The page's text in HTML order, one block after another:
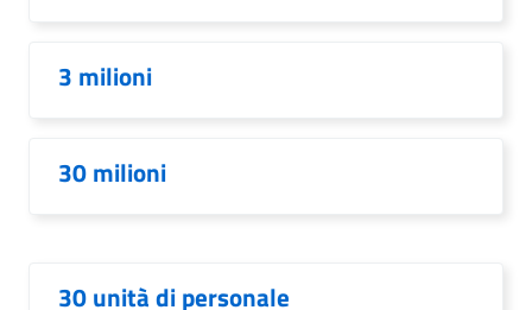
3 milioni
30 milioni
30 unità di personale